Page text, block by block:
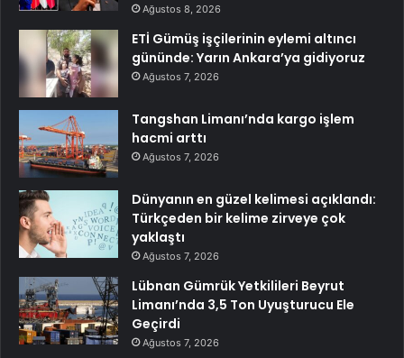
Ağustos 8, 2026
ETİ Gümüş işçilerinin eylemi altıncı
gününde: Yarın Ankara’ya gidiyoruz
Ağustos 7, 2026
Tangshan Limanı’nda kargo işlem
hacmi arttı
Ağustos 7, 2026
Dünyanın en güzel kelimesi açıklandı:
Türkçeden bir kelime zirveye çok
yaklaştı
Ağustos 7, 2026
Lübnan Gümrük Yetkilileri Beyrut
Limanı’nda 3,5 Ton Uyuşturucu Ele
Geçirdi
Ağustos 7, 2026